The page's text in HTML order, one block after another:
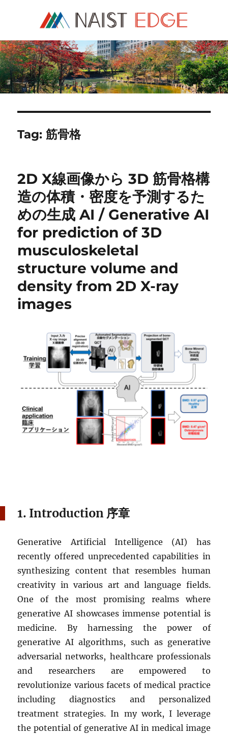
NAIST Edge
Tag:筋骨格
2D X線画像から 3D 筋骨格構
造の体積・密度を予測するた
めの生成 AI / Generative AI
for prediction of 3D
musculoskeletal
structure volume and
density from 2D X-ray
images
1. Introduction 序章
Generative Artificial Intelligence (AI) has
recently offered unprecedented capabilities in
synthesizing content that resembles human
creativity in various art and language fields.
One of the most promising realms where
generative AI showcases immense potential is
medicine. By harnessing the power of
generative AI algorithms, such as generative
adversarial networks, healthcare professionals
and researchers are empowered to
revolutionize various facets of medical practice
including diagnostics and personalized
treatment strategies. In my work, I leverage
the potential of generative AI in medical image